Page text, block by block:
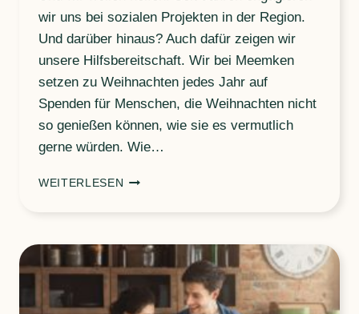
wir uns bei sozialen Projekten in der Region.
Und darüber hinaus? Auch dafür zeigen wir
unsere Hilfsbereitschaft. Wir bei Meemken
setzen zu Weihnachten jedes Jahr auf
Spenden für Menschen, die Weihnachten nicht
so genießen können, wie sie es vermutlich
gerne würden. Wie…
WEITERLESEN AUS